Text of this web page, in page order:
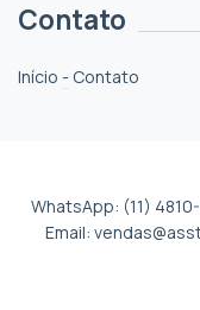
Contato
Início - Contato
WhatsApp: (11)
Email: